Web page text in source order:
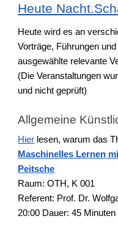
Heute
Heute wird es an
Vorträge, Führungen
ausgewählte relevante
(Die Veranstaltungen
und nicht geprüft)
Allgemeine
Hier lesen, warum das
Maschinelles Lernen
Peitsche
Raum: OTH, K 001
Referent: Prof. Dr.
20:00 Dauer: 45 Minuten